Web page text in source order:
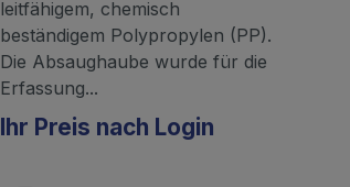
leitfähigem, chemisch
beständigem Polypropylen (PP).
Die Absaughaube wurde für die
Erfassung...
Ihr Preis nach Login